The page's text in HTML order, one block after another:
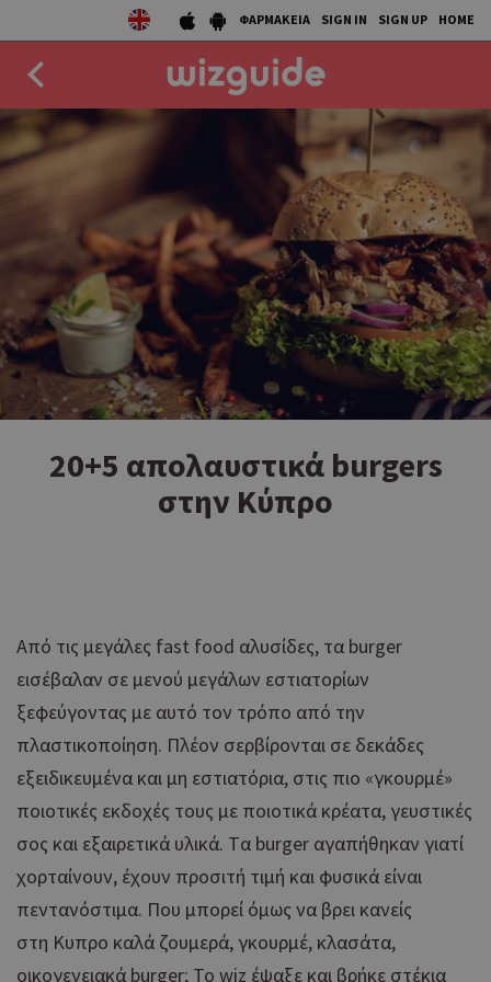
ΦΑΡΜΑΚΕΙΑ SIGN IN SIGN UP HOME
EAT
DRINK
AGENDA
COLLECTIONS
STORIES
20+5 απολαυστικά burgers
στην Κύπρο
Από τις μεγάλες fast food αλυσίδες, τα burger
εισέβαλαν σε μενού μεγάλων εστιατορίων
ξεφεύγοντας με αυτό τον τρόπο από την
πλαστικοποίηση. Πλέον σερβίρονται σε δεκάδες
εξειδικευμένα και μη εστιατόρια, στις πιο «γκουρμέ»
ποιοτικές εκδοχές τους με ποιοτικά κρέατα, γευστικές
σoς και εξαιρετικά υλικά. Tα burger αγαπήθηκαν γιατί
χορταίνουν, έχουν προσιτή τιμή και φυσικά είναι
πεντανόστιμα. Που μπορεί όμως να βρει κανείς
στη Κυπρο καλά ζουμερά, γκουρμέ, κλασάτα,
οικογενειακά burger; Το wiz έψαξε και βρήκε στέκια